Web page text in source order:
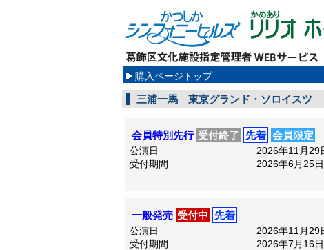
購入ページトップ
三浦一馬 東京グランド・ソロイスツ
会員特別先行 受付終了 先着 会員限定
公演日
2026年11月29
受付期間
2026年6月25
一般発売 受付中 先着
公演日
2026年11月29
受付期間
2026年7月16